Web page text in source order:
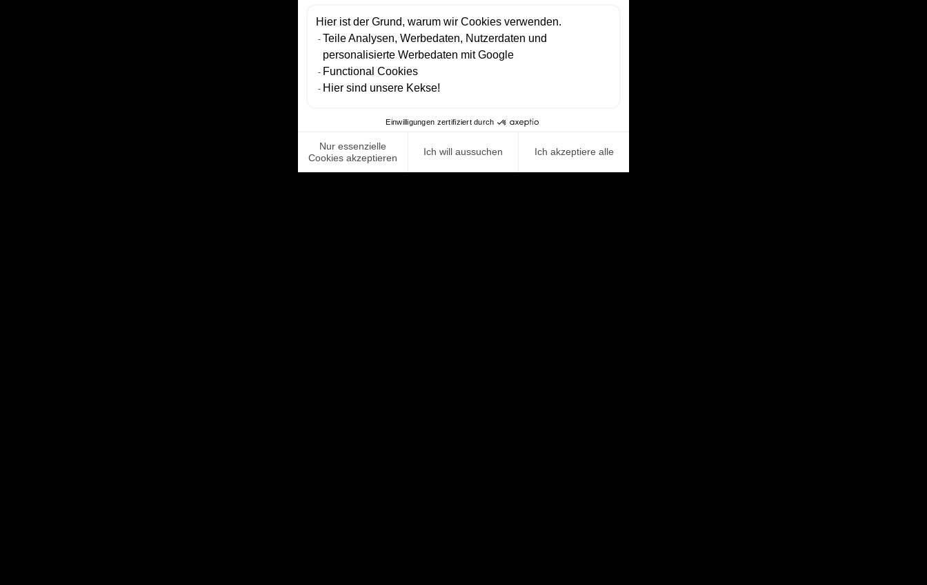
Hier ist der Grund, warum wir Cookies verwenden.
Teile Analysen, Werbedaten, Nutzerdaten und
personalisierte Werbedaten mit Google
Functional Cookies
Hier sind unsere Kekse!
Einwilligungen zertifiziert durch
Nur essenzielle
Cookies akzeptieren
Ich will aussuchen Ich akzeptiere alle